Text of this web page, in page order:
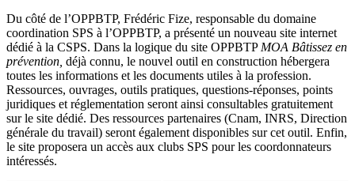
Du côté de l’OPPBTP, Frédéric Fize, responsable du domaine
coordination SPS à l’OPPBTP, a présenté un nouveau site internet
dédié à la CSPS. Dans la logique du site OPPBTPMOA Bâtissez en
prévention, déjà connu, le nouvel outil en construction hébergera
toutes les informations et les documents utiles à la profession.
Ressources, ouvrages, outils pratiques, questions-réponses, points
juridiques et réglementation seront ainsi consultables gratuitement
sur le site dédié. Des ressources partenaires (Cnam, INRS, Direction
générale du travail) seront également disponibles sur cet outil. Enfin,
le site proposera un accès aux clubs SPS pour les coordonnateurs
intéressés.